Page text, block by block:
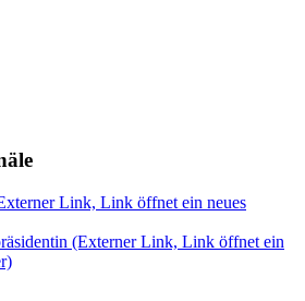
Link, Link öffnet ein neues
(Externer Link, Link öffnet ein